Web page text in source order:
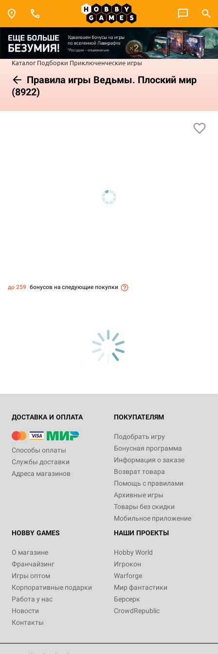
Каталог Подборки Приключенческие игры
Правила игры Ведьмы. Плоский мир
(8922)
до 259 бонусов на следующие покупки
ДОСТАВКА И ОПЛАТА
Способы оплаты
Службы доставки
Адреса магазинов
ПОКУПАТЕЛЯМ
Подобрать игру
Бонусная программа
Информация о заказе
Возврат товара
Помощь с правилами
Архивные игры
Товары без скидки
Мобильное приложение
HOBBY GAMES
О магазине
Франчайзинг
Игры оптом
Корпоративные подарки
Работа у нас
Новости
Контакты
НАШИ ПРОЕКТЫ
Hobby World
Игрокон
Warforge
Мир фантастики
Берсерк
CrowdRepublic